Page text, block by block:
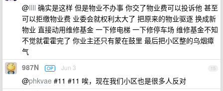
@IlIl 确实是这样 但是物业不办事 你交了物业费可以投诉他 甚至
可以拒缴物业费 业委会就权利太大了 把原来的物业驱逐 换成新
物业 直接动用维修基金 一下修电梯 一下修停车场 维修基金不知
不觉就霍霍完了 你业主还只有蒙在鼓里 最后把小区整的乌烟瘴
气
15
987N OP Jun 3
@phkvae #11 #11 唉，现在我们小区也是很多人反对